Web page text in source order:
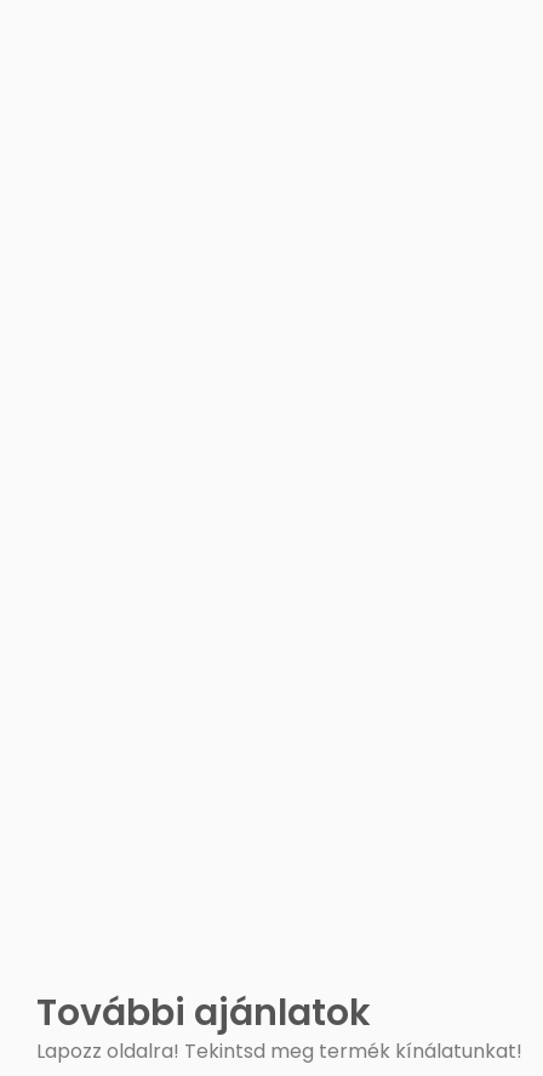
További ajánlatok
Lapozz oldalra! Tekintsd meg termék kínálatunkat!